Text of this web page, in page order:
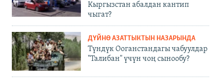
Кыргызстан абалдан кантип
чыгат?
ДҮЙНӨ АЗАТТЫКТЫН НАЗАРЫНДА
Түндүк Ооганстандагы чабуулдар
"Талибан" үчүн чоң сынообу?